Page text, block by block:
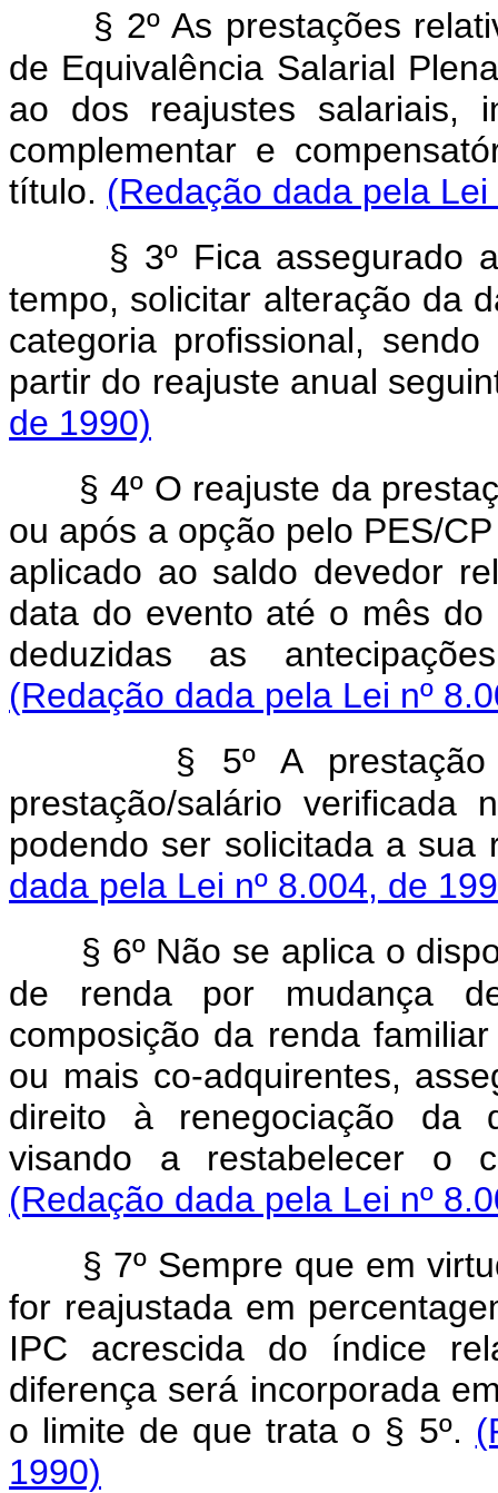
§ 2º As prestações
de Equivalência Salarial
ao dos reajustes salariais,
complementar e
título. (Redação dada pela
§ 3º Fica assegurado
tempo, solicitar alteração da
categoria profissional,
partir do reajuste anual
de 1990)
§ 4º O reajuste da
ou após a opção pelo PES/
aplicado ao saldo devedor
data do evento até o mês
deduzidas as
(Redação dada pela Lei nº
§ 5º A
prestação/salário
podendo ser solicitada a sua
dada pela Lei nº 8.004, de
§ 6º Não se aplica o
de renda por mudança
composição da renda
ou mais co-adquirentes,
direito à renegociação da
visando a restabelecer o
(Redação dada pela Lei nº
§ 7º Sempre que em
for reajustada em
IPC acrescida do índice
diferença será incorporada
o limite de que trata o § 5º.
1990)